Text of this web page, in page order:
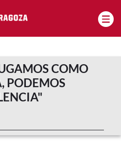
COMO
PODEMOS